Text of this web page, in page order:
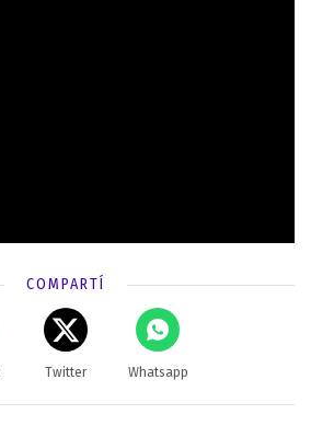
COMPARTÍ
Twitter Whatsapp